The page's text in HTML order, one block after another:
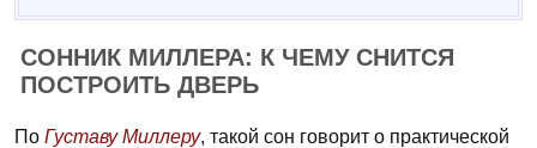
СОННИК МИЛЛЕРА: К ЧЕМУ СНИТСЯ
ПОСТРОИТЬ ДВЕРЬ
По Густаву Миллеру, такой сон говорит о практической